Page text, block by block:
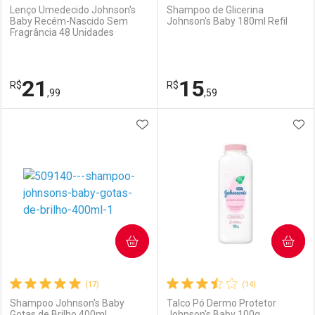
Ativar Desconto
Comprar sem Desconto
Por R$ 38,99/cada
Por R$ 38,99/cada
Comprar sem Desconto
Por R$ 31,99/cada
Por R$ 31,99/cada
Lenço Umedecido Johnson's
Baby Recém-Nascido Sem
Fragrância 48 Unidades
R$21 ,99
Laboratório
Por Menos
Shampoo de Glicerina
Johnson's Baby 180ml Refil
R$15,59
(17)
Shampoo Johnson's Baby
ADICIONAR AOS FAVORITOS
COMPRAR
(14)
Talco Pó Dermo Protetor
COMPRAR